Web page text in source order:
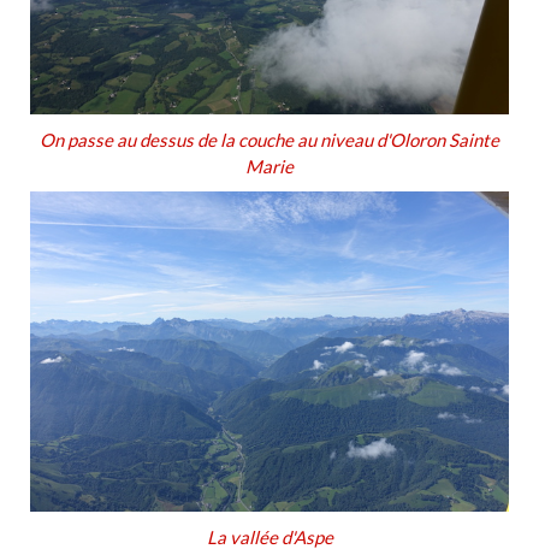
On passe au dessus de la couche au niveau d'Oloron Sainte
Marie
La vallée d'Aspe